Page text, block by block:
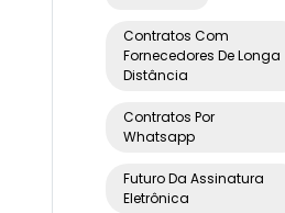
Contratos Com
Fornecedores De Longa
Distância
Contratos Por
Whatsapp
Futuro Da Assinatura
Eletrônica